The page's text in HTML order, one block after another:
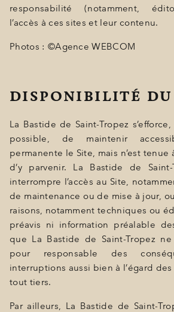
responsabilité (notamment,
l’accès à ces sites et leur contenu.
Photos : ©Agence WEBCOM
DISPONIBILITÉ
La Bastide de Saint-Tropez
possible, de maintenir
permanente le Site, mais n’est
d’y parvenir. La Bastide de
interrompre l’accès au Site,
de maintenance ou de mise à jour,
raisons, notamment techniques ou
préavis ni information préalable
que La Bastide de Saint-Tropez
pour responsable des
interruptions aussi bien à l’égard
tout tiers.
Par ailleurs, La Bastide de Saint-